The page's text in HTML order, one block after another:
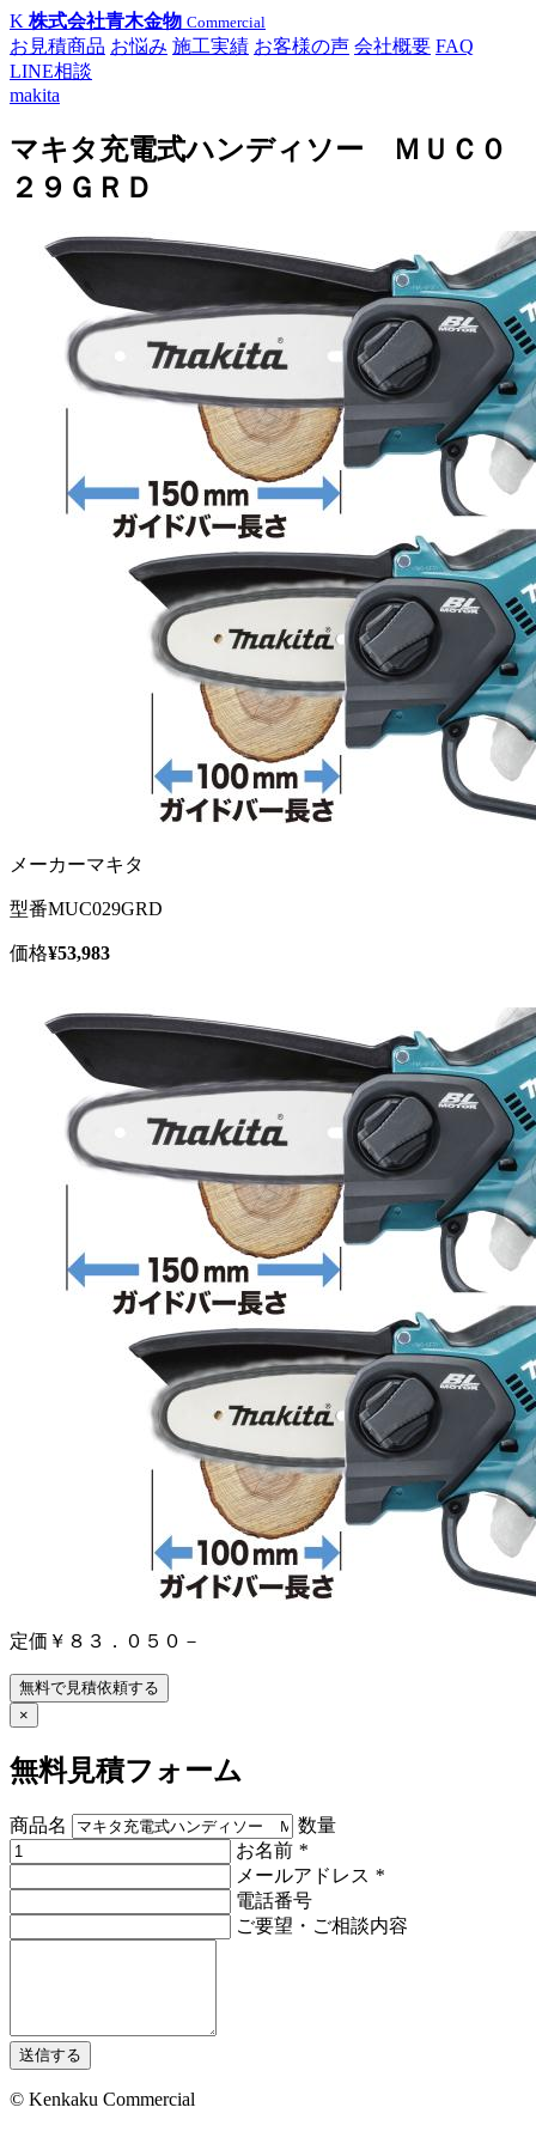
K 株式会社青木金物 Commercial
お見積商品 お悩み 施工実績 お客様の声 会社概要 FAQ
LINE相談
makita
マキタ充電式ハンディソー ＭＵＣ０
２９ＧＲＤ
メーカーマキタ
型番MUC029GRD
価格¥53,983
定価￥８３．０５０－
無料で見積依頼する
×
無料見積フォーム
商品名
数量
お名前 *
メールアドレス *
電話番号
ご要望・ご相談内容
送信する
© Kenkaku Commercial